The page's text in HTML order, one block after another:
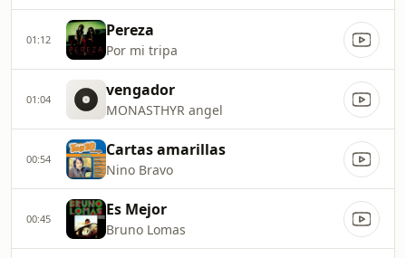
01:12 Pereza
Por mi tripa
01:04 vengador
MONASTHYR angel
00:54 Cartas amarillas
Nino Bravo
00:45 Es Mejor
Bruno Lomas